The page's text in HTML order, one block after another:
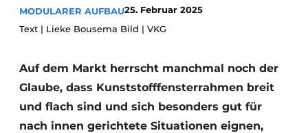
Ein Stellenangebot registrieren
Videos
MODULARER AUFBAU25. Februar 2025
Text | Lieke Bousema Bild | VKG
Auf dem Markt herrscht manchmal noch der
Glaube, dass Kunststofffensterrahmen breit
und flach sind und sich besonders gut für
nach innen gerichtete Situationen eignen,